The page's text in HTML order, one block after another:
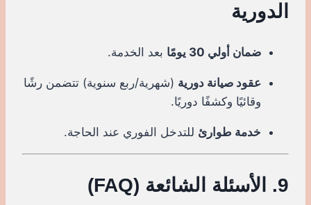
الدورية
ضمان أولي 30 يومًا بعد الخدمة.
عقود صيانة دورية (شهرية/ربع سنوية) تتضمن رشًا
وقائيًا وكشفًا دوريًا.
خدمة طوارئ للتدخل الفوري عند الحاجة.
9. الأسئلة الشائعة (FAQ)